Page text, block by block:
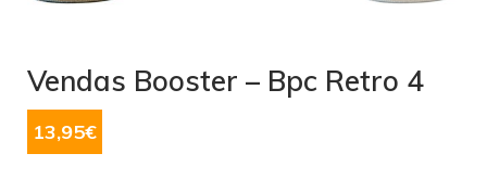
Vendas Booster – Bpc Retro 4
13,95€